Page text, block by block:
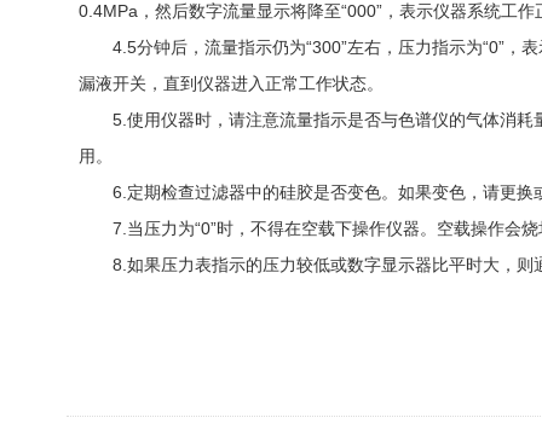
0.4MPa，然后数字流量显示将降至“000”，表示仪器系统工作
4.5分钟后，流量指示仍为“300”左右，压力指示为“0”，
漏液开关，直到仪器进入正常工作状态。
5.使用仪器时，请注意流量指示是否与色谱仪的气体消耗
用。
6.定期检查过滤器中的硅胶是否变色。如果变色，请更换
7.当压力为“0”时，不得在空载下操作仪器。空载操作会烧
8.如果压力表指示的压力较低或数字显示器比平时大，则